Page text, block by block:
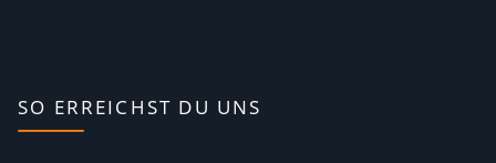
SO ERREICHST DU UNS